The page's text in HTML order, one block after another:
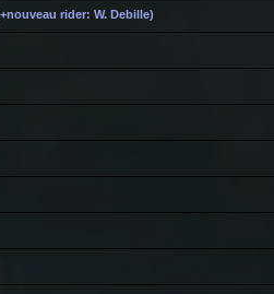
rider: W. Debille)